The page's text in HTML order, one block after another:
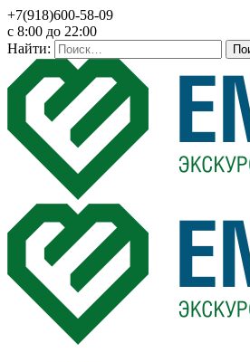
+7(918)600-58-09
c 8:00 до 22:00
Найти: